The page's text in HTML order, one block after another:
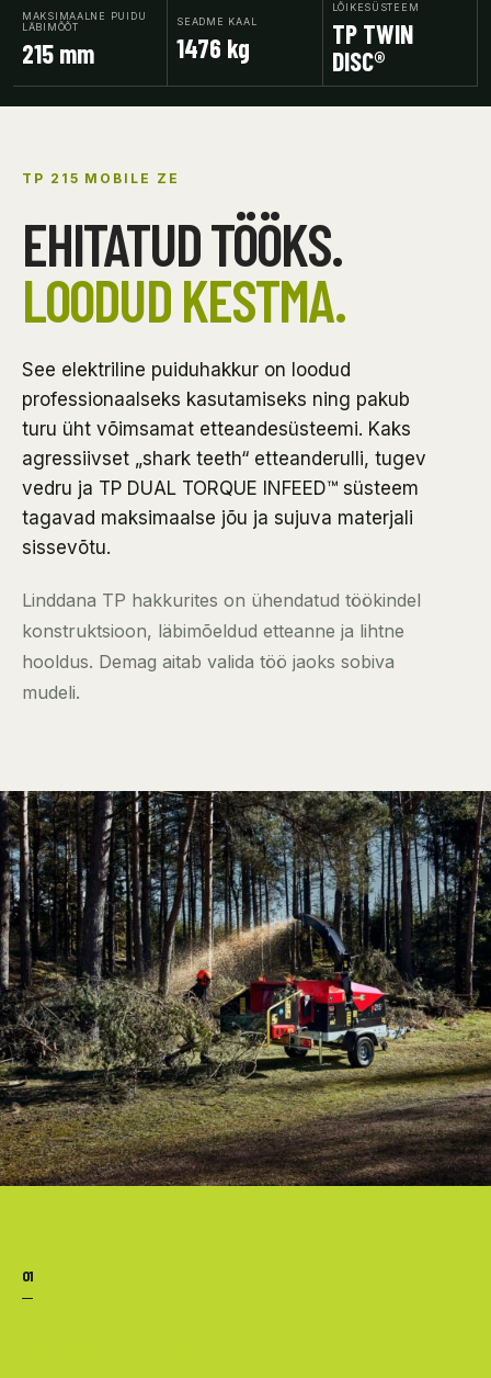
MAKSIMAALNE PUIDU
LÄBIMÕÕT
215 mm
SEADME KAAL
1476 kg
LÕIKESÜSTEEM
TP TWIN
DISC®
TP 215 MOBILE ZE
EHITATUD TÖÖKS.
LOODUD KESTMA.
See elektriline puiduhakkur on loodud
professionaalseks kasutamiseks ning pakub
turu üht võimsamat etteandesüsteemi. Kaks
agressiivset „shark teeth“ etteanderulli, tugev
vedru ja TP DUAL TORQUE INFEED™ süsteem
tagavad maksimaalse jõu ja sujuva materjali
sissevõtu.
Linddana TP hakkurites on ühendatud töökindel
konstruktsioon, läbimõeldud etteanne ja lihtne
hooldus. Demag aitab valida töö jaoks sobiva
mudeli.
01